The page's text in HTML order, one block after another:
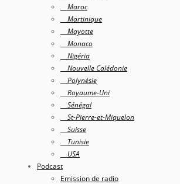
Maroc
Martinique
Mayotte
Monaco
Nigéria
Nouvelle Calédonie
Polynésie
Royaume-Uni
Sénégal
St-Pierre-et-Miquelon
Suisse
Tunisie
USA
Podcast
Emission de radio